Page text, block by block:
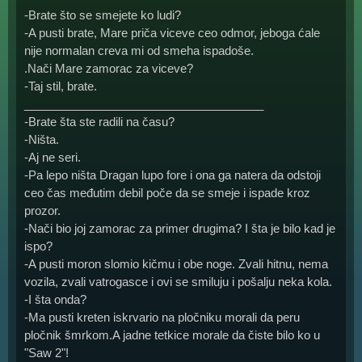
-Brate što se smejete ko ludi?
-A pusti brate, Mare priča viceve ceo odmor, jeboga ćale
nije normalan creva mi od smeha ispadoše.
.Nači Mare zamorac za viceve?
-Taj stil, brate.
-Brate šta ste radili na času?
-Ništa.
-Aj ne seri.
-Pa lepo ništa Dragan lupo fore i ona ga natera da odstoji
ceo čas međutim debil poče da se smeje i ispade kroz
prozor.
-Nači bio joj zamorac za primer drugima? I šta je bilo kad je
ispo?
-A pusti moron slomio kičmu i obe noge. Zvali hitnu, nema
vozila, zvali vatrogasce i ovi se smiluju i pošalju neka kola.
-I šta onda?
-Ma pusti kreten iskrvario na pločniku morali da peru
pločnik šmrkom.A jadne tetkice morale da čiste bilo ko u
"Saw 2"!